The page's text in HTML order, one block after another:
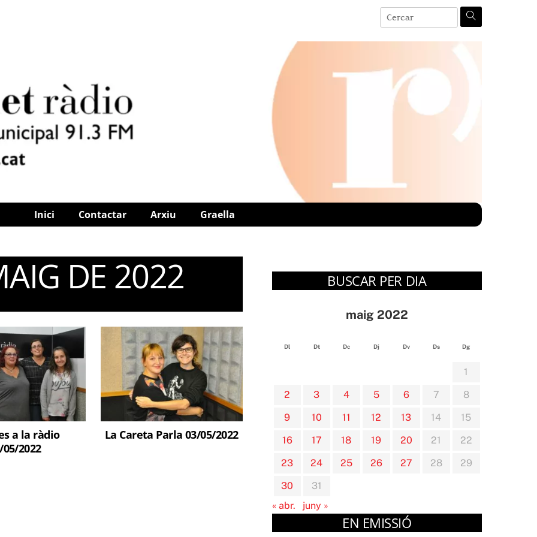
Inici Contactar Arxiu Graella
DE 2022
a la ràdio
05/2022
La Careta Parla 03/05/2022
BUSCAR PER DIA
maig 2022
Dl Dt Dc Dj Dv Ds Dg
1
2
3 4 5 6 7
8
9
10 11 12 13 14
15
16
17 18 19 20 21
22
23
24 25 26 27 28
29
30
31
« abr.
juny »
EN EMISSIÓ